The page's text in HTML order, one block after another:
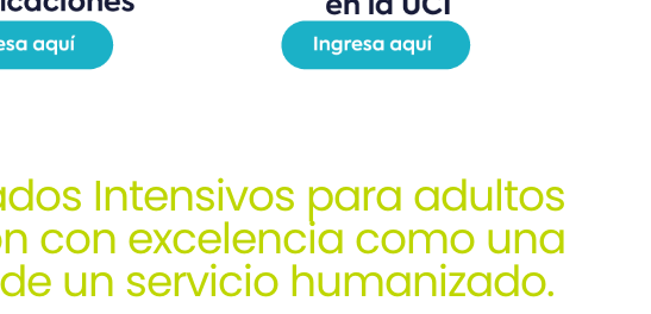
Intensivos para adultos
con excelencia como una
un servicio humanizado.